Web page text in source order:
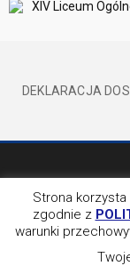
DEKLARACJA
Strona
zgodnie z
warunki